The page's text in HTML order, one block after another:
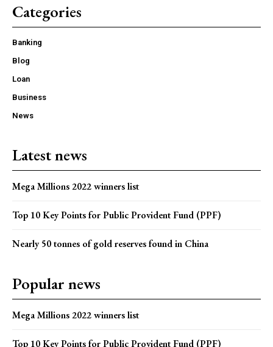
Categories
Banking
Blog
Loan
Business
News
Latest news
Mega Millions 2022 winners list
Top 10 Key Points for Public Provident Fund (PPF)
Nearly 50 tonnes of gold reserves found in China
Popular news
Mega Millions 2022 winners list
Top 10 Key Points for Public Provident Fund (PPF)